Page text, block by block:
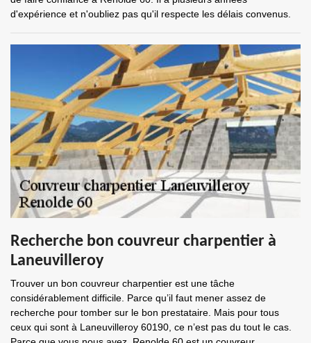
d'expérience et n'oubliez pas qu'il respecte les délais convenus.
Recherche bon couvreur charpentier à
Laneuvilleroy
Trouver un bon couvreur charpentier est une tâche
considérablement difficile. Parce qu’il faut mener assez de
recherche pour tomber sur le bon prestataire. Mais pour tous
ceux qui sont à Laneuvilleroy 60190, ce n’est pas du tout le cas.